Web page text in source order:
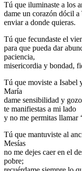
Tú que iluminaste a los
dame un corazón dócil a
enviar a donde quieras.
Tú que fecundaste el
para que pueda dar
paciencia,
misericordia y bondad,
Tú que moviste a Isabel
María
dame sensibilidad y
te manifiestas a mi lado
y no me permitas llamar
Tú que mantuviste al
Mesías
no me dejes caer en el
pobre;